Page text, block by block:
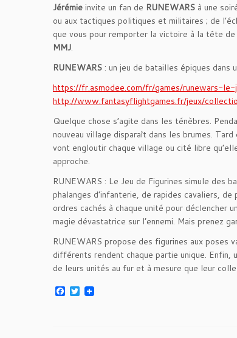
Jérémie invite un fan de RUNEWARS à une
ou aux tactiques politiques et militaires ; de
que vous pour remporter la victoire à la tête
MMJ.
RUNEWARS : un jeu de batailles épiques dans
https://fr.asmodee.com/fr/games/runewars-
http://www.fantasyflightgames.fr/jeux/
Quelque chose s’agite dans les ténèbres.
nouveau village disparaît dans les brumes.
vont engloutir chaque village ou cité libre
approche.
RUNEWARS : Le Jeu de Figurines simule des
phalanges d’infanterie, de rapides cavaliers,
ordres cachés à chaque unité pour déclencher
magie dévastatrice sur l’ennemi. Mais prenez
RUNEWARS propose des figurines aux
différents rendent chaque partie unique. Enfin,
de leurs unités au fur et à mesure que leur
F T
w